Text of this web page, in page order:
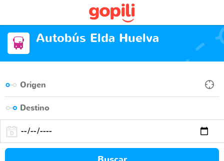
Autobús Elda Huelva